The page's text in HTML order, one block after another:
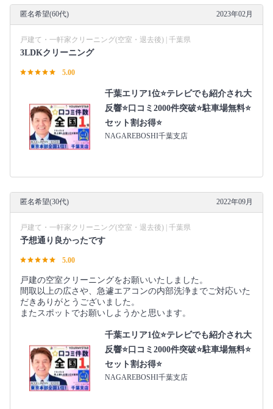
匿名希望(60代) 2023年02月
戸建て・一軒家クリーニング(空室・退去後) | 千葉県
3LDKクリーニング
5.00
千葉エリア1位⭐テレビでも紹介され大
反響⭐️口コミ2000件突破⭐️駐車場無料⭐
セット割お得⭐
NAGAREBOSHI千葉支店
匿名希望(30代) 2022年09月
戸建て・一軒家クリーニング(空室・退去後) | 千葉県
予想通り良かったです
5.00
戸建の空室クリーニングをお願いいたしました。
間取以上の広さや、急遽エアコンの内部洗浄までご対応いた
だきありがとうございました。
またスポットでお願いしようかと思います。
千葉エリア1位⭐テレビでも紹介され大
反響⭐️口コミ2000件突破⭐️駐車場無料⭐
セット割お得⭐
NAGAREBOSHI千葉支店